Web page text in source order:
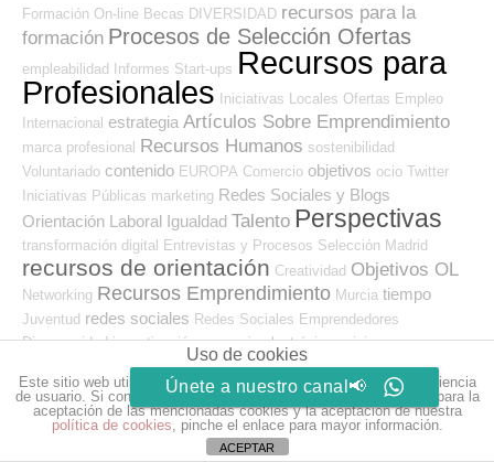
Formación On-line Becas DIVERSIDAD recursos para la
formación Procesos de Selección Ofertas
empleabilidad Informes Start-ups Recursos para
Profesionales
Iniciativas Locales Ofertas Empleo
Internacional estrategia Artículos Sobre Emprendimiento
marca profesional Recursos Humanos sostenibilidad
Voluntariado contenido EUROPA Comercio objetivos ocio Twitter
Iniciativas Públicas marketing Redes Sociales y Blogs
Orientación Laboral Igualdad Talento Perspectivas
transformación digital Entrevistas y Procesos Selección Madrid
recursos de orientación Creatividad Objetivos OL
Networking Recursos Emprendimiento Murcia tiempo
Juventud redes sociales Redes Sociales Emprendedores
Discapacidad investigación comercio electrónico opiniones
Formación Smartphone F Profesionales ADL
Andalucía Cultura Prácticas recursos José Carlos Iniciativas Privadas
Formación Técnica docentes Búsqueda de Empleo Internet apps
Buenas prácticas Malas prácticas
Uso de cookies
Este sitio web utiliza cookies para que usted tenga la mejor experiencia
de usuario. Si continúa navegando está dando su consentimiento para la
aceptación de las mencionadas cookies y la aceptación de nuestra
política de cookies, pinche el enlace para mayor información.
ACEPTAR
Únete a nuestro canal📢